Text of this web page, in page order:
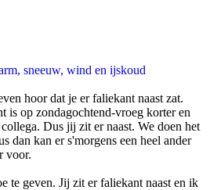
sneeuw, wind en ijskoud
hoor dat je er faliekant naast zat.
is op zondagochtend-vroeg korter en
Dus jij zit er naast. We doen het
dan kan er s'morgens een heel ander
voor.
te geven. Jij zit er faliekant naast en ik